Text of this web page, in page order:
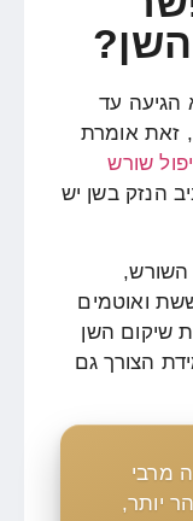
השן?
עד
זאת אומרת
שורש
הנזק בשן יש
השורש,
ואוטמים
שיקום השן
הצורך גם
מרבי
יותר,